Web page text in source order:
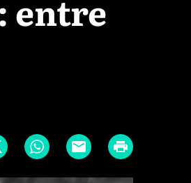
entre